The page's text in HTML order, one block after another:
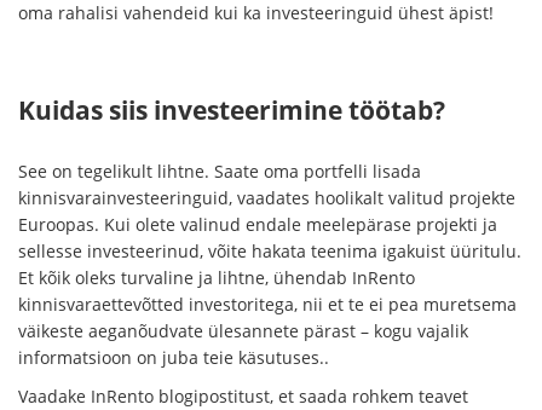
oma rahalisi vahendeid kui ka investeeringuid ühest äpist!
Kuidas siis investeerimine töötab?
See on tegelikult lihtne. Saate oma portfelli lisada
kinnisvarainvesteeringuid, vaadates hoolikalt valitud projekte
Euroopas. Kui olete valinud endale meelepärase projekti ja
sellesse investeerinud, võite hakata teenima igakuist üüritulu.
Et kõik oleks turvaline ja lihtne, ühendab InRento
kinnisvaraettevõtted investoritega, nii et te ei pea muretsema
väikeste aeganõudvate ülesannete pärast – kogu vajalik
informatsioon on juba teie käsutuses..
Vaadake InRento blogipostitust, et saada rohkem teavet